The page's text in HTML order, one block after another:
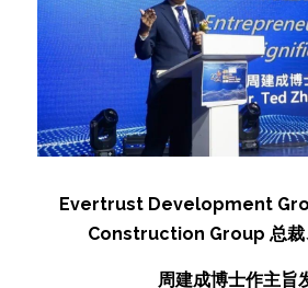
Evertrust Development
Construction Group 总裁
周建成博士作主旨